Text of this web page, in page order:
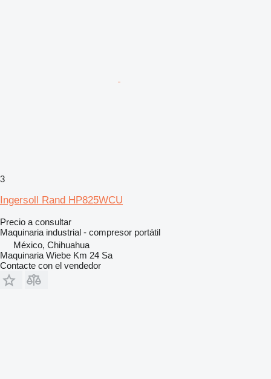
3
Ingersoll Rand HP825WCU
Precio a consultar
Maquinaria industrial - compresor portátil
México, Chihuahua
Maquinaria Wiebe Km 24 Sa
Contacte con el vendedor